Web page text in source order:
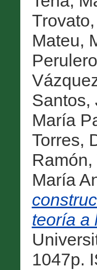
Mateu,
Santos,
María
Torres,
María
teoría a
1047p.